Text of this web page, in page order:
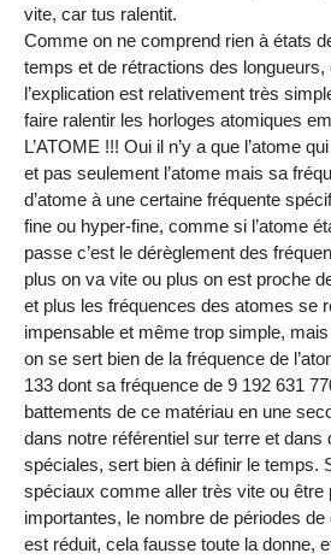
vite, car tus ralentit.
Comme on ne comprend rien à états
temps et de rétractions des
l’explication est relativement très
faire ralentir les horloges atomiques
L’ATOME !!! Oui il n’y a que l’atome
et pas seulement l’atome mais sa
d’atome à une certaine fréquente
fine ou hyper-fine, comme si l’atome
passe c’est le dérèglement des
plus on va vite ou plus on est proche
et plus les fréquences des atomes se
impensable et même trop simple,
on se sert bien de la fréquence de
133 dont sa fréquence de 9 192 631
battements de ce matériau en une
dans notre référentiel sur terre et dans
spéciales, sert bien à définir le temps.
spéciaux comme aller très vite ou
importantes, le nombre de périodes
est réduit, cela fausse toute la donne,